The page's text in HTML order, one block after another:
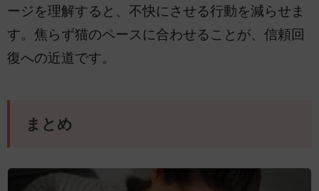
ージを理解すると、不快にさせる行動を減らせま
す。焦らず猫のペースに合わせることが、信頼回
復への近道です。
まとめ